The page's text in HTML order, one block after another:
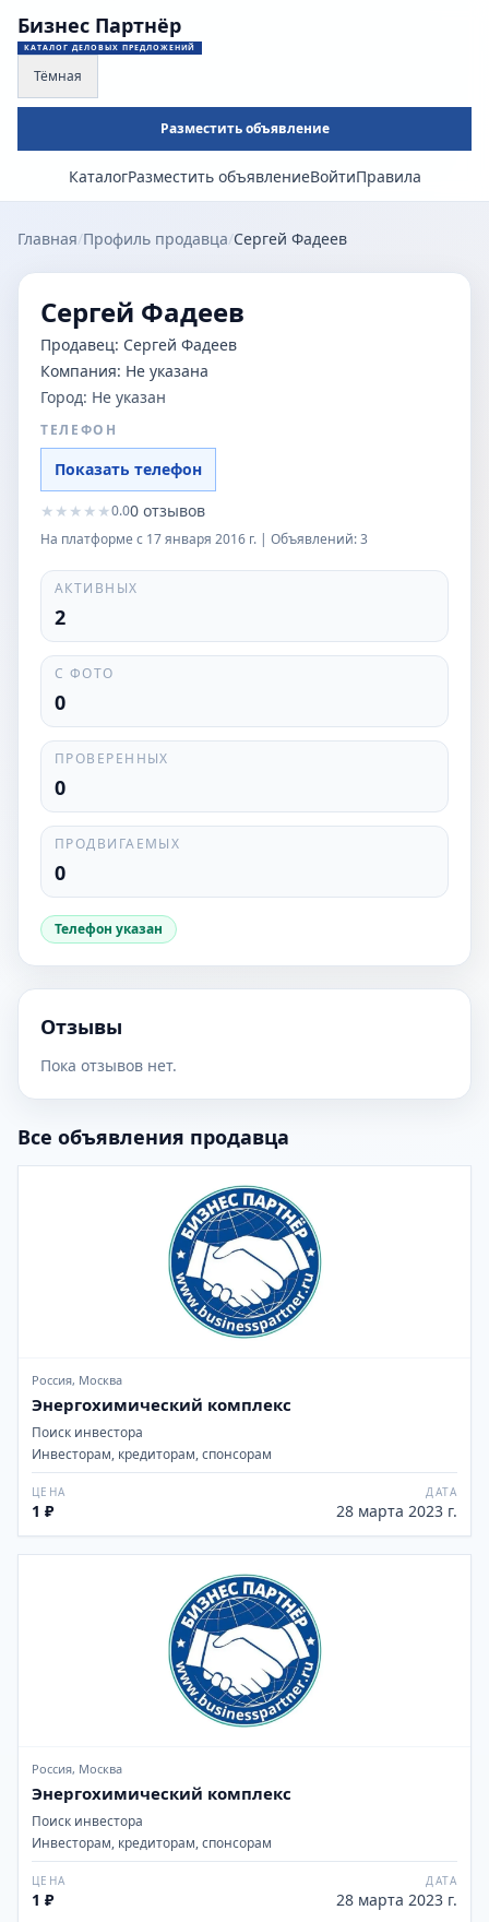
Бизнес Партнёр
КАТАЛОГ ДЕЛОВЫХ ПРЕДЛОЖЕНИЙ
Тёмная
Разместить объявление
КаталогРазместить объявлениеВойтиПравила
Главная/Профиль продавца/Сергей Фадеев
Сергей Фадеев
Продавец: Сергей Фадеев
Компания: Не указана
Город: Не указан
ТЕЛЕФОН
Показать телефон
★ ★ ★ ★ ★0.00 отзывов
На платформе с 17 января 2016 г. | Объявлений:3
АКТИВНЫХ
2
С ФОТО
0
ПРОВЕРЕННЫХ
0
ПРОДВИГАЕМЫХ
0
Телефон указан
Отзывы
Пока отзывов нет.
Все объявления продавца
Россия, Москва
Энергохимический комплекс
Поиск инвестора
Инвесторам, кредиторам, спонсорам
ЦЕНА
1 ₽
ДАТА
28 марта 2023 г.
Россия, Москва
Энергохимический комплекс
Поиск инвестора
Инвесторам, кредиторам, спонсорам
ЦЕНА
1 ₽
ДАТА
28 марта 2023 г.